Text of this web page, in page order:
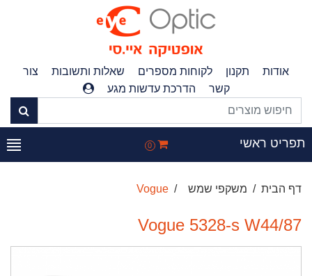
אודות תקנון לקוחות מספרים שאלות ותשובות
צור
קשר
הדרכת עדשות מגע
ראשי 0
דף הבית משקפי שמש Vogue
Vogue 5328-s W44/87